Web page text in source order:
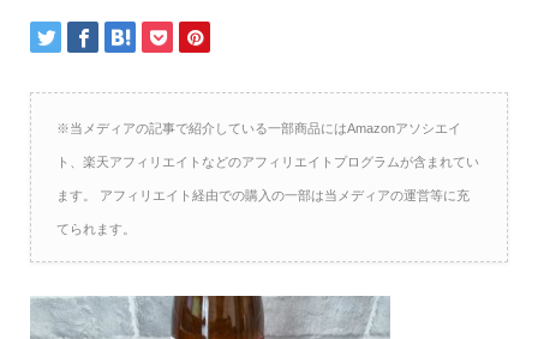
※当メディアの記事で紹介している一部商品にはAmazonアソシエイ
ト、楽天アフィリエイトなどのアフィリエイトプログラムが含まれてい
ます。 アフィリエイト経由での購入の一部は当メディアの運営等に充
てられます。